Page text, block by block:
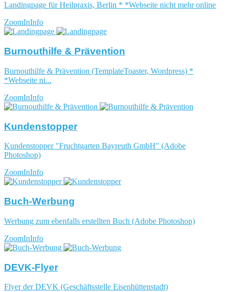
Landingpage für Heilpraxis, Berlin * *Webseite nicht mehr online
ZoomInInfo
Burnouthilfe & Prävention
Burnouthilfe & Prävention (TemplateToaster, Wordpress) *
*Webseite ni...
ZoomInInfo
Kundenstopper
Kundenstopper "Fruchtgarten Bayreuth GmbH" (Adobe
Photoshop)
ZoomInInfo
Buch-Werbung
Werbung zum ebenfalls erstellten Buch (Adobe Photoshop)
ZoomInInfo
DEVK-Flyer
Flyer der DEVK (Geschäftsstelle Eisenhüttenstadt)